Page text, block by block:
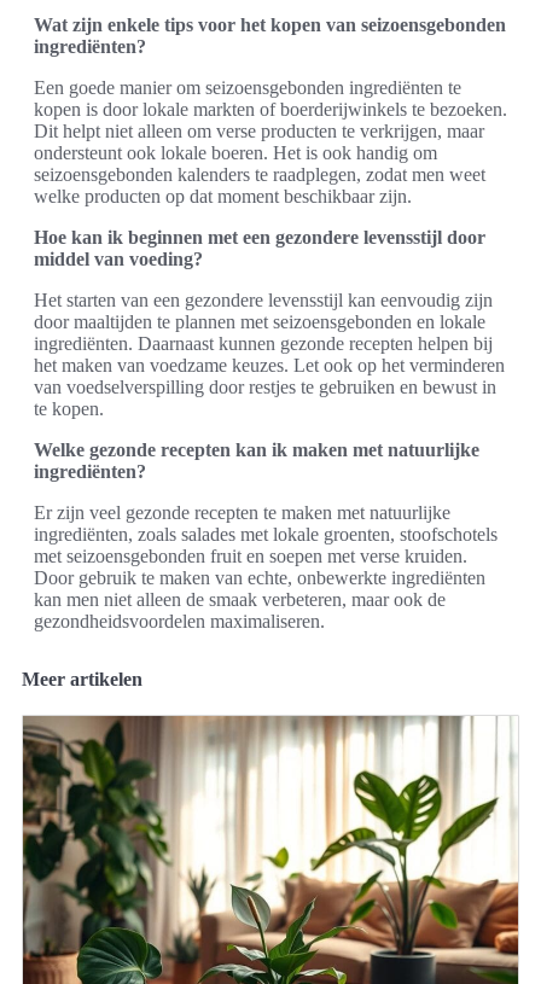
Wat zijn enkele tips voor het kopen van seizoensgebonden
ingrediënten?
Een goede manier om seizoensgebonden ingrediënten te
kopen is door lokale markten of boerderijwinkels te bezoeken.
Dit helpt niet alleen om verse producten te verkrijgen, maar
ondersteunt ook lokale boeren. Het is ook handig om
seizoensgebonden kalenders te raadplegen, zodat men weet
welke producten op dat moment beschikbaar zijn.
Hoe kan ik beginnen met een gezondere levensstijl door
middel van voeding?
Het starten van een gezondere levensstijl kan eenvoudig zijn
door maaltijden te plannen met seizoensgebonden en lokale
ingrediënten. Daarnaast kunnen gezonde recepten helpen bij
het maken van voedzame keuzes. Let ook op het verminderen
van voedselverspilling door restjes te gebruiken en bewust in
te kopen.
Welke gezonde recepten kan ik maken met natuurlijke
ingrediënten?
Er zijn veel gezonde recepten te maken met natuurlijke
ingrediënten, zoals salades met lokale groenten, stoofschotels
met seizoensgebonden fruit en soepen met verse kruiden.
Door gebruik te maken van echte, onbewerkte ingrediënten
kan men niet alleen de smaak verbeteren, maar ook de
gezondheidsvoordelen maximaliseren.
Meer artikelen